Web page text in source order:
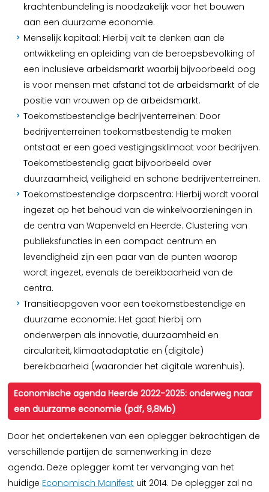
krachtenbundeling is noodzakelijk voor het bouwen
aan een duurzame economie.
Menselijk kapitaal: Hierbij valt te denken aan de
ontwikkeling en opleiding van de beroepsbevolking of
een inclusieve arbeidsmarkt waarbij bijvoorbeeld oog
is voor mensen met afstand tot de arbeidsmarkt of de
positie van vrouwen op de arbeidsmarkt.
Toekomstbestendige bedrijventerreinen: Door
bedrijventerreinen toekomstbestendig te maken
ontstaat er een goed vestigingsklimaat voor bedrijven.
Toekomstbestendig gaat bijvoorbeeld over
duurzaamheid, veiligheid en schone bedrijventerreinen.
Toekomstbestendige dorpscentra: Hierbij wordt vooral
ingezet op het behoud van de winkelvoorzieningen in
de centra van Wapenveld en Heerde. Clustering van
publieksfuncties in een compact centrum en
levendigheid zijn een paar van de punten waarop
wordt ingezet, evenals de bereikbaarheid van de
centra.
Transitieopgaven voor een toekomstbestendige en
duurzame economie: Het gaat hierbij om
onderwerpen als innovatie, duurzaamheid en
circulariteit, klimaatadaptatie en (digitale)
bereikbaarheid (waaronder het digitale warenhuis).
Economische agenda Heerde 2022-2025: onderweg naar
een duurzame economie (pdf, 9,8Mb)
Door het ondertekenen van een oplegger bekrachtigen de
verschillende partijen de samenwerking in deze
agenda. Deze oplegger komt ter vervanging van het
huidige Economisch Manifest uit 2014. De oplegger zal na